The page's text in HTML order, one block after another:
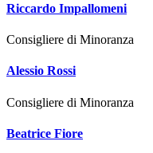
Riccardo Impallomeni
Consigliere di Minoranza
Alessio Rossi
Consigliere di Minoranza
Beatrice Fiore